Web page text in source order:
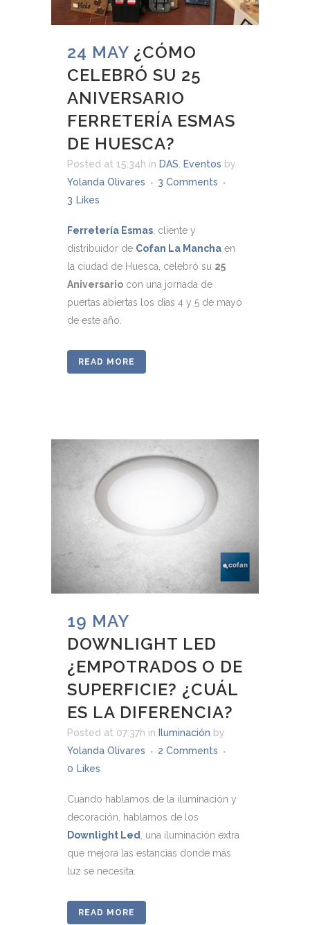
24 MAY ¿CÓMO
CELEBRÓ SU 25
ANIVERSARIO
FERRETERÍA ESMAS
DE HUESCA?
Posted at 15:34h in DAS Eventos by
Yolanda Olivares
3 Comments
3 Likes
Ferretería Esmas , cliente y
distribuidor de Cofan La Mancha en
la ciudad de Huesca, celebró su 25
Aniversario con una jornada de
puertas abiertas los días 4 y 5 de mayo
de este año.
READ MORE
19 MAY
DOWNLIGHT LED
¿EMPOTRADOS O DE
SUPERFICIE? ¿CUÁL
ES LA DIFERENCIA?
Posted at 07:37h in Iluminación by
Yolanda Olivares
2 Comments
0 Likes
Cuando hablamos de la iluminación y
decoración, hablamos de los
Downlight Led, una iluminación extra
que mejora las estancias donde más
luz se necesita.
READ MORE